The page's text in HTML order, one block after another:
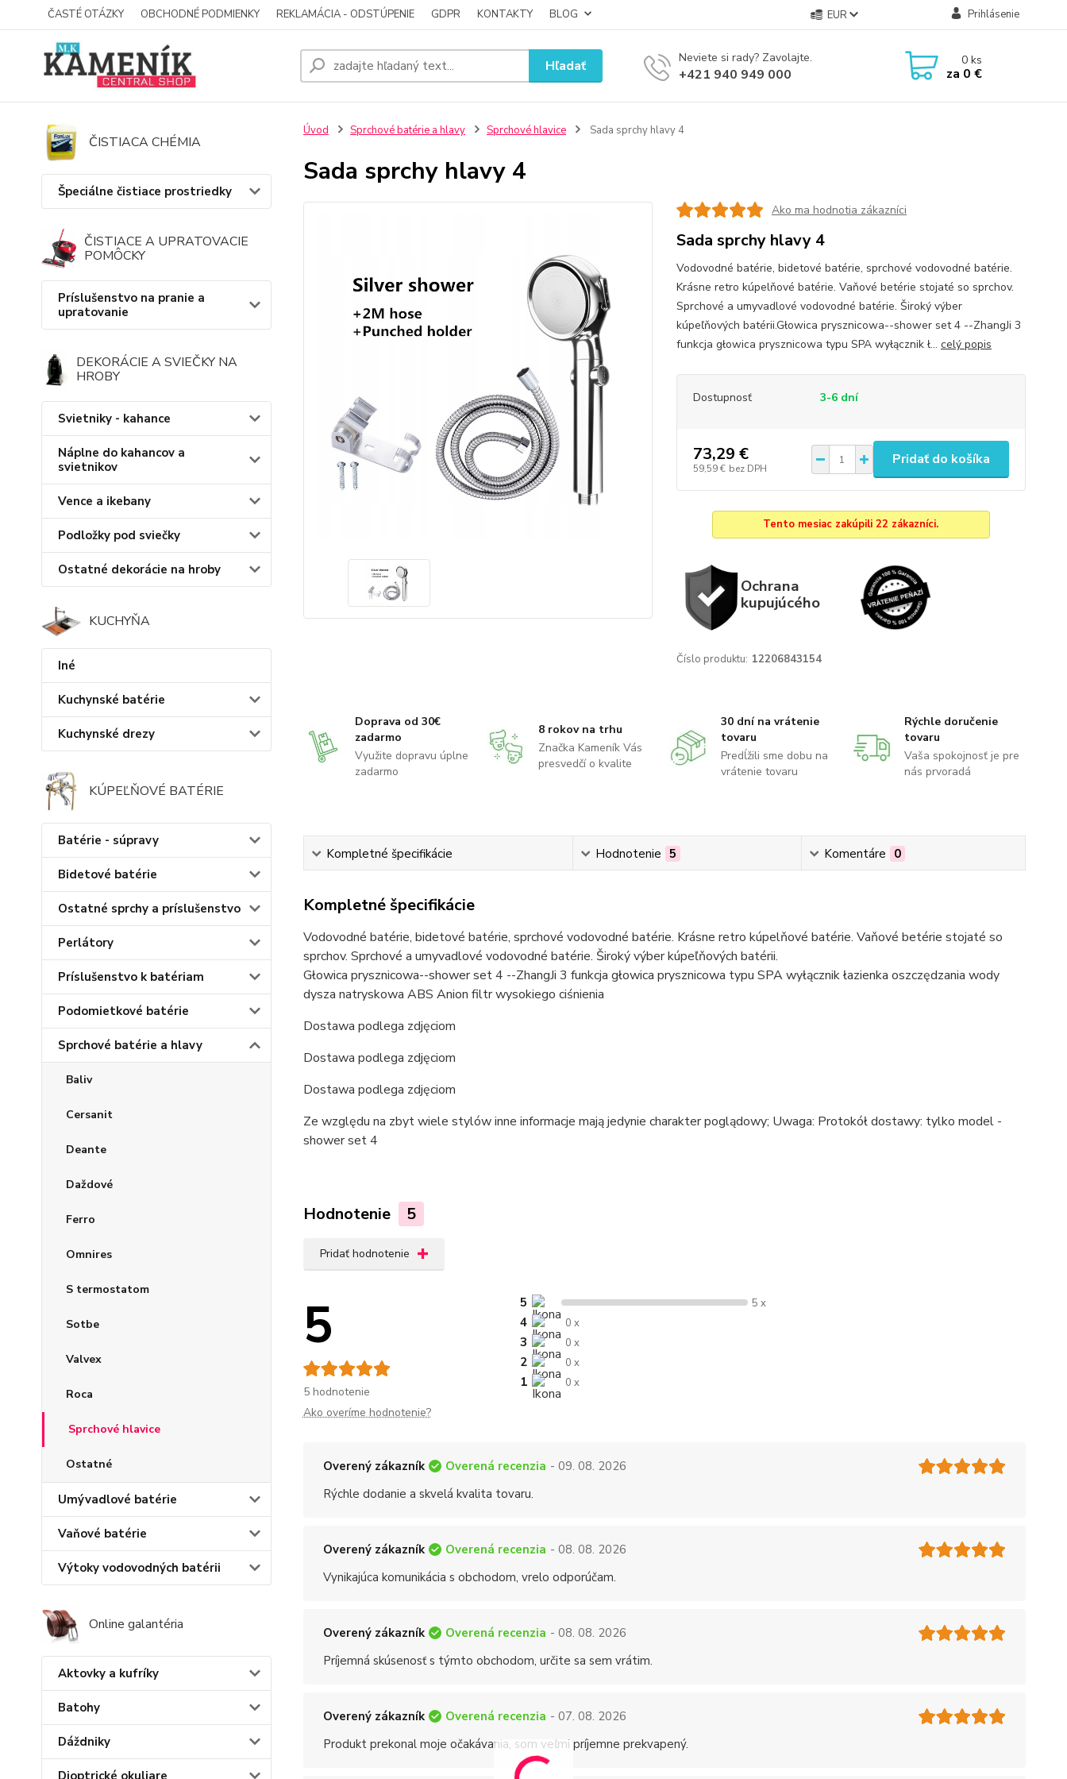
ČASTÉ OTÁZKY OBCHODNÉ PODMIENKY REKLAMÁCIA - ODSTÚPENIE GDPR KONTAKTY BLOG EUR Prihlásenie
Hľadať Neviete si rady? Zavolajte.
+421 940 949 000
0ks
za 0 €
ČISTIACA CHÉMIA
Špeciálne čistiace prostriedky
ČISTIACE A UPRATOVACIE
POMÔCKY
Príslušenstvo na pranie a
upratovanie
DEKORÁCIE A SVIEČKY NA
HROBY
Svietniky - kahance
Náplne do kahancov a
svietnikov
Vence a ikebany
Podložky pod sviečky
Ostatné dekorácie na hroby
KUCHYŇA
Iné
Kuchynské batérie
Kuchynské drezy
KÚPEĽŇOVÉ BATÉRIE
Batérie - súpravy
Bidetové batérie
Ostatné sprchy a príslušenstvo
Perlátory
Príslušenstvo k batériam
Podomietkové batérie
Sprchové batérie a hlavy
Baliv
Cersanit
Deante
Daždové
Ferro
Omnires
S termostatom
Sotbe
Valvex
Roca
Sprchové hlavice
Ostatné
Umývadlové batérie
Vaňové batérie
Výtoky vodovodných batérii
Online galantéria
Aktovky a kufríky
Batohy
Dáždniky
Úvod Sprchové batérie a hlavy Sprchové hlavice Sada sprchy hlavy 4
Sada sprchy hlavy 4
Ako ma hodnotia zákazníci
Sada sprchy hlavy 4
Vodovodné batérie, bidetové batérie, sprchové vodovodné batérie.
Krásne retro kúpelňové batérie. Vaňové betérie stojaté so sprchov.
Sprchové a umyvadlové vodovodné batérie. Široký výber
kúpeľňových batérii.Głowica prysznicowa--shower set 4 --ZhangJi 3
funkcja głowica prysznicowa typu SPA wyłącznik ł... celý popis
Dostupnosť 3-6 dní
73,29 €
59,59 € bez DPH
Pridať do košíka
Tento mesiac zakúpili 22 zákazníci.
Ochrana
kupujúcého
Číslo produktu: 12206843154
Doprava od 30€
zadarmo
Využite dopravu úplne
zadarmo
8 rokov na trhu
Značka Kameník Vás
presvedčí o kvalite
30 dní na vrátenie
tovaru
Predĺžili sme dobu na
vrátenie tovaru
Rýchle doručenie
tovaru
Vaša spokojnosť je pre
nás prvoradá
Kompletné špecifikácie Hodnotenie 5 Komentáre 0
Kompletné špecifikácie
Vodovodné batérie, bidetové batérie, sprchové vodovodné batérie. Krásne retro kúpelňové batérie. Vaňové betérie stojaté so
sprchov. Sprchové a umyvadlové vodovodné batérie. Široký výber kúpeľňových batérii.
Głowica prysznicowa--shower set 4 --ZhangJi 3 funkcja głowica prysznicowa typu SPA wyłącznik łazienka oszczędzania wody
dysza natryskowa ABS Anion filtr wysokiego ciśnienia
Dostawa podlega zdjęciom
Dostawa podlega zdjęciom
Dostawa podlega zdjęciom
Ze względu na zbyt wiele stylów inne informacje mają jedynie charakter poglądowy; Uwaga: Protokół dostawy: tylko model -
shower set 4
Hodnotenie 5
Pridať hodnotenie
5
5 hodnotenie
5 5 x
4 0 x
3 0 x
2 0 x
1 0 x
Ako overíme hodnotenie?
Overený zákazník Overená recenzia - 09. 08. 2026
Rýchle dodanie a skvelá kvalita tovaru.
Overený zákazník Overená recenzia - 08. 08. 2026
Vynikajúca komunikácia s obchodom, vrelo odporúčam.
Overený zákazník Overená recenzia - 08. 08. 2026
Príjemná skúsenosť s týmto obchodom, určite sa sem vrátim.
Overený zákazník Overená recenzia - 07. 08. 2026
Produkt prekonal moje očakávania, som veľmi príjemne prekvapený.